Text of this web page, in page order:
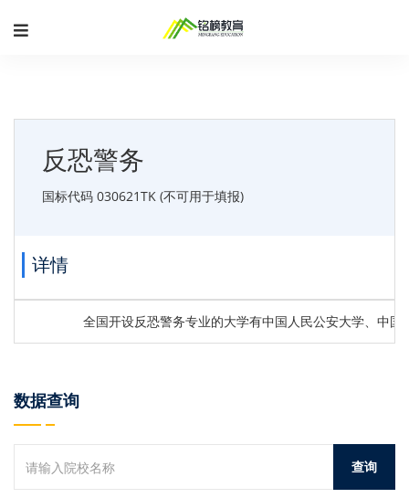
反恐警务
国标代码 030621TK (不可用于填报)
详情
全国开设反恐警务专业的大学有中国人民公安大学、中
数据查询